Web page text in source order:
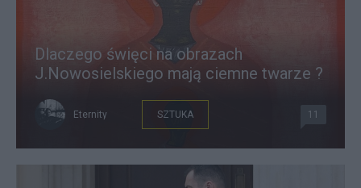
Dlaczego święci na obrazach
J.Nowosielskiego mają ciemne twarze ?
Eternity SZTUKA 11